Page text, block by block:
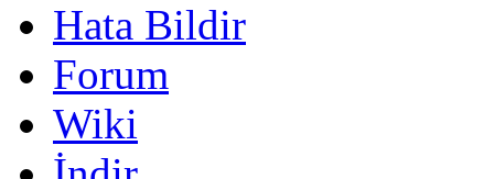
Hata Bildir
Forum
Wiki